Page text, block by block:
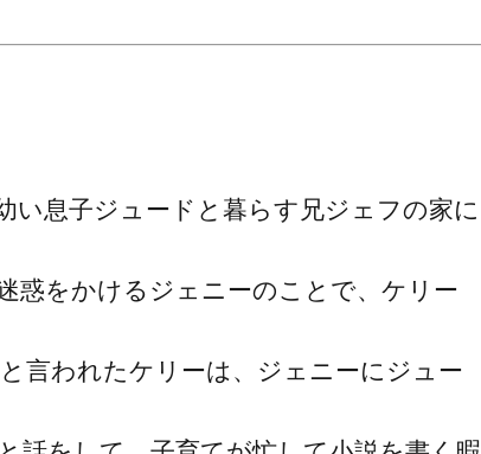
い息子ジュードと暮らす兄ジェフの家に
惑をかけるジェニーのことで、ケリー
言われたケリーは、ジェニーにジュー